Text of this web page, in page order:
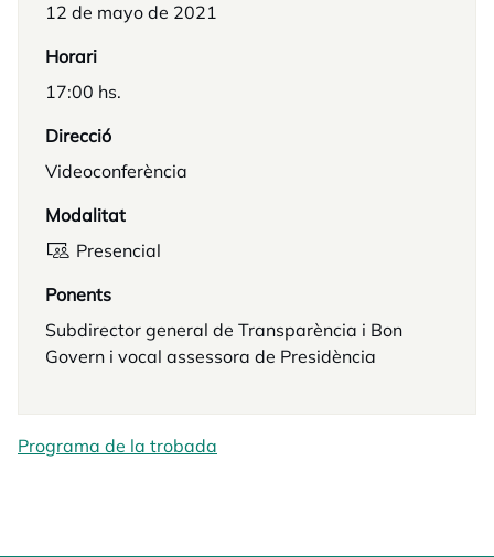
12 de mayo de 2021
Horari
17:00 hs.
Direcció
Videoconferència
Modalitat
Presencial
Ponents
Subdirector general de Transparència i Bon
Govern i vocal assessora de Presidència
Programa de la trobada